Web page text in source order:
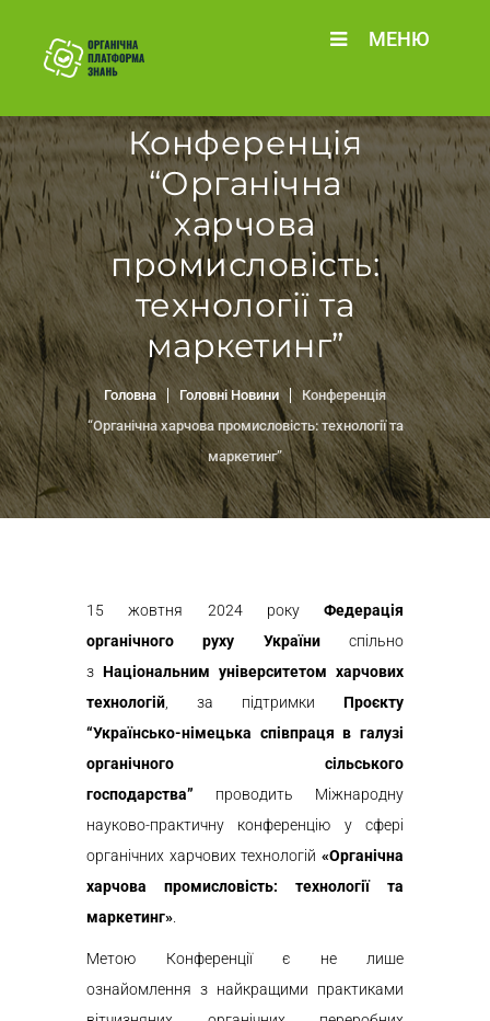
МЕНЮ
Конференція
“Органічна
харчова
промисловість:
технології та
маркетинг”
Головна Головні Новини
Конференція
“Органічна харчова промисловість: технології та
маркетинг”
15 жовтня 2024 рокуФедерація
органічного руху Україниспільно
з Національним університетом харчових
технологій , за підтримки Проєкту
“Українсько-німецька співпраця в галузі
органічного сільського
господарства” проводить Міжнародну
науково-практичну конференцію у сфері
органічних харчових технологій «Органічна
харчова промисловість: технології та
маркетинг»
Метою Конференції є не лише
ознайомлення з найкращими практиками